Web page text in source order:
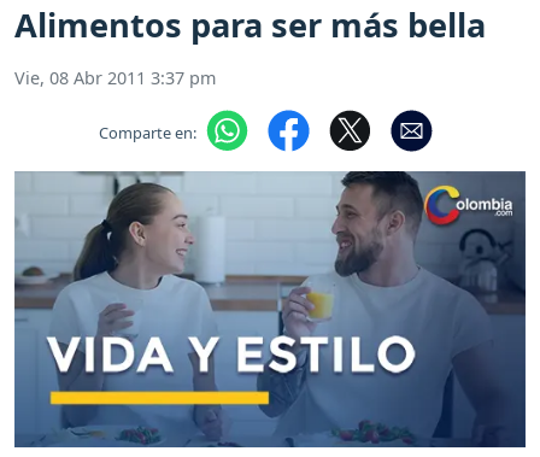
Alimentos para ser más bella
Vie, 08 Abr 2011 3:37 pm
Comparte en: